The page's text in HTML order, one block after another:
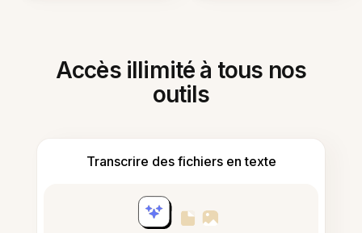
Accès illimité à tous nos
outils
Transcrire des fichiers en texte